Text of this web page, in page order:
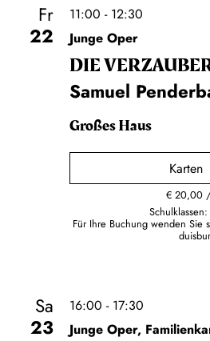
Fr
22
11:00 - 12:30
Junge Oper
DIE
Samuel
Großes Haus
Karten
€ 20,00
Für Ihre Buchung wenden Sie
Sa
23
16:00 - 17:30
Junge Oper,